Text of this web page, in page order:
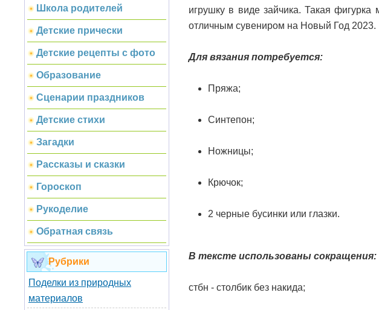
Школа родителей
Детские прически
Детские рецепты с фото
Образование
Сценарии праздников
Детские стихи
Загадки
Рассказы и сказки
Гороскоп
Рукоделие
Обратная связь
Рубрики
Поделки из природных
материалов
игрушку в виде зайчика. Такая фигурка
отличным сувениром на Новый Год 2023.
Для вязания потребуется:
Пряжа;
Синтепон;
Ножницы;
Крючок;
2 черные бусинки или глазки.
В тексте использованы сокращения:
стбн - столбик без накида;